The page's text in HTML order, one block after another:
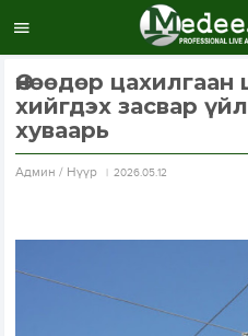
Өнөөдөр
хийгдэх засвар
хуваарь
Aдмин / Нүүр 2026.05.12